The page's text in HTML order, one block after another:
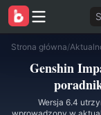
Strona główna/
Genshin
Wersja 6.4